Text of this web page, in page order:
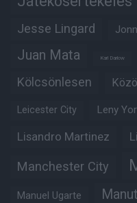
Jesse Lingard
Juan Mata Karl Darlow
Kölcsönlesen
Leicester City Leny
Lisandro Martinez
Manchester City
Manuel Ugarte